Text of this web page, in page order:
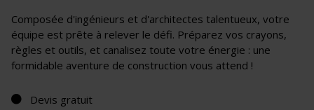
Composée d'ingénieurs et d'architectes talentueux, votre
équipe est prête à relever le défi. Préparez vos crayons,
règles et outils, et canalisez toute votre énergie : une
formidable aventure de construction vous attend !
Devis gratuit